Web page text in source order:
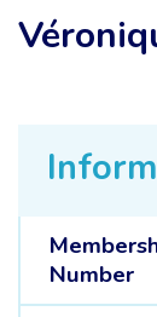
Number